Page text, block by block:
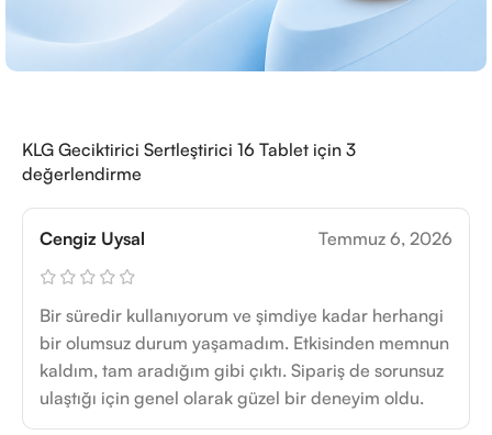
KLG Geciktirici Sertleştirici 16 Tablet için 3
değerlendirme
Cengiz Uysal Temmuz 6, 2026
Bir süredir kullanıyorum ve şimdiye kadar herhangi
bir olumsuz durum yaşamadım. Etkisinden memnun
kaldım, tam aradığım gibi çıktı. Sipariş de sorunsuz
ulaştığı için genel olarak güzel bir deneyim oldu.